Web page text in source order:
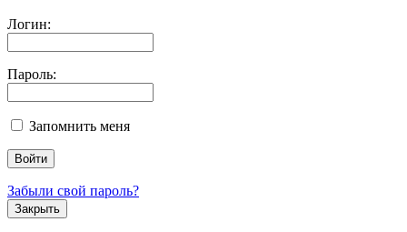
Логин:
Пароль:
Запомнить меня
Забыли свой пароль?
Закрыть